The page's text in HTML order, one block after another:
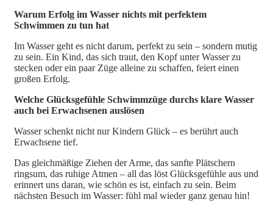
Warum Erfolg im Wasser nichts mit perfektem
Schwimmen zu tun hat
Im Wasser geht es nicht darum, perfekt zu sein – sondern mutig
zu sein. Ein Kind, das sich traut, den Kopf unter Wasser zu
stecken oder ein paar Züge alleine zu schaffen, feiert einen
großen Erfolg.
Welche Glücksgefühle Schwimmzüge durchs klare Wasser
auch bei Erwachsenen auslösen
Wasser schenkt nicht nur Kindern Glück – es berührt auch
Erwachsene tief.
Das gleichmäßige Ziehen der Arme, das sanfte Plätschern
ringsum, das ruhige Atmen – all das löst Glücksgefühle aus und
erinnert uns daran, wie schön es ist, einfach zu sein. Beim
nächsten Besuch im Wasser: fühl mal wieder ganz genau hin!